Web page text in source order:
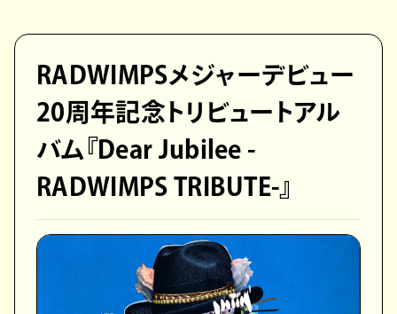
RADWIMPSメジャーデビュー
20周年記念トリビュートアル
バム『Dear Jubilee -
RADWIMPS TRIBUTE-』